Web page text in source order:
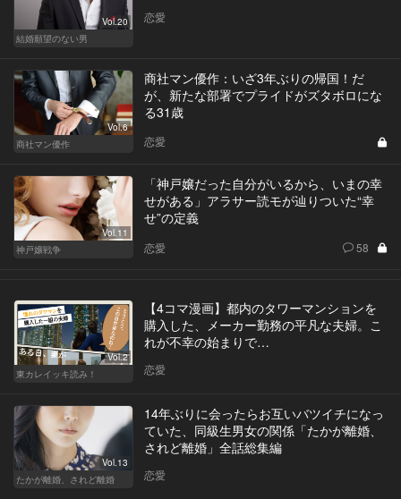
Vol.20
結婚願望のない男
恋愛
Vol.6
商社マン優作
商社マン優作：いざ3年ぶりの帰国！だ
が、新たな部署でプライドがズタボロにな
る31歳
恋愛
Vol.11
神戸嬢戦争
「神戸嬢だった自分がいるから、いまの幸
せがある」アラサー読モが辿りついた“幸
せ”の定義
恋愛 58
Vol.2
東カレイッキ読み！
【4コマ漫画】都内のタワーマンションを
購入した、メーカー勤務の平凡な夫婦。こ
れが不幸の始まりで…
恋愛
Vol.13
たかが離婚、されど離婚
14年ぶりに会ったらお互いバツイチになっ
ていた、同級生男女の関係「たかが離婚、
されど離婚」全話総集編
恋愛